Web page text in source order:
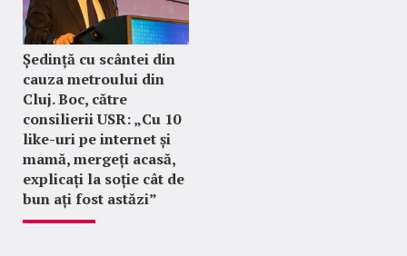
Ședință cu scântei din
cauza metroului din
Cluj. Boc, către
consilierii USR: „Cu 10
like-uri pe internet și
mamă, mergeți acasă,
explicați la soție cât de
bun ați fost astăzi”